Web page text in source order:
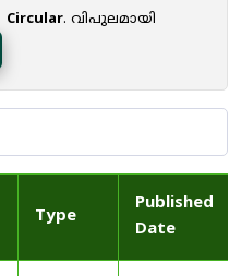
Circular. വിപുലമായി
Type
Published
Date